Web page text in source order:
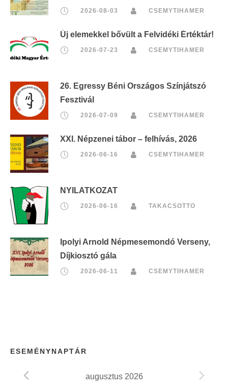
2026-08-03 CSEMYTIHAMER
Új elemekkel bővült a Felvidéki Értéktár!
2026-07-23 CSEMYTIHAMER
26. Egressy Béni Országos Színjátszó
Fesztivál
2026-07-09 CSEMYTIHAMER
XXI. Népzenei tábor – felhívás, 2026
2026-06-16 CSEMYTIHAMER
NYILATKOZAT
2026-06-16 TAKACSOTTO
Ipolyi Arnold Népmesemondó Verseny,
Díjkiosztó gála
2026-06-11 CSEMYTIHAMER
ESEMÉNYNAPTÁR
augusztus 2026